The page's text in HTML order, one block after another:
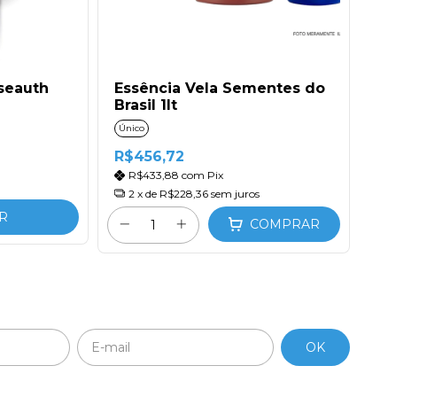
Essência Vela Sementes do
Brasil 1lt
Único
R$456,72
R$433,88 com Pix
2 x de R$228,36 sem juros
COMPRAR